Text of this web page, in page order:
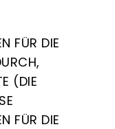
FÜR DIE
(DIE
FÜR DIE